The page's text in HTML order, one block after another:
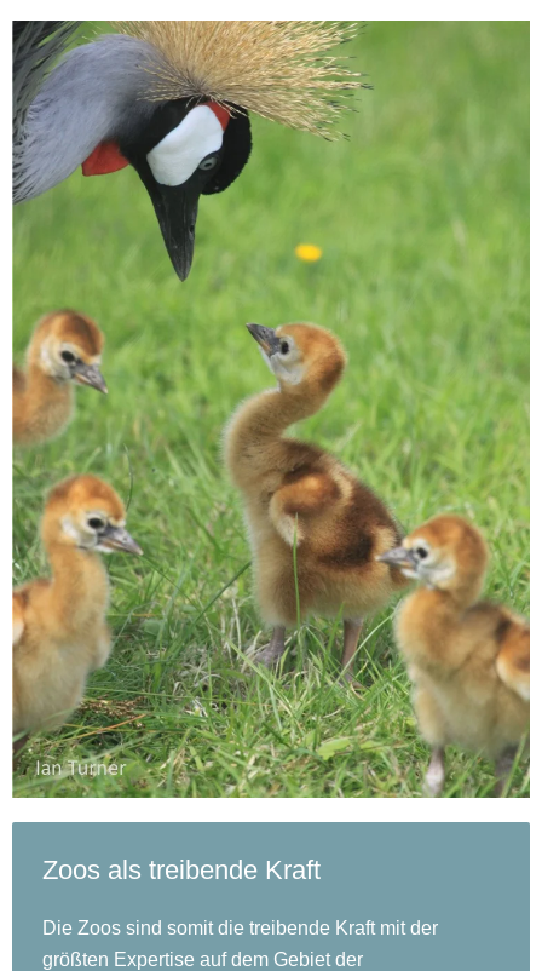
Zoos als treibende Kraft
Die Zoos sind somit die treibende Kraft mit der
größten Expertise auf dem Gebiet der